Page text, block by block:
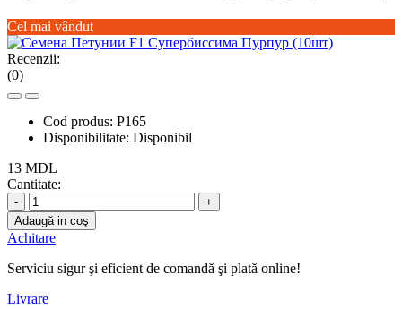
Cel mai vândut
Recenzii:
(0)
Cod produs: P165
Disponibilitate: Disponibil
13 MDL
Cantitate:
-
+
Adaugă in coş
Achitare
Serviciu sigur şi eficient de comandă şi plată online!
Livrare